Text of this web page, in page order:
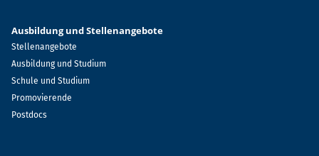
Ausbildung und Stellenangebote
Stellenangebote
Ausbildung und Studium
Schule und Studium
Promovierende
Postdocs